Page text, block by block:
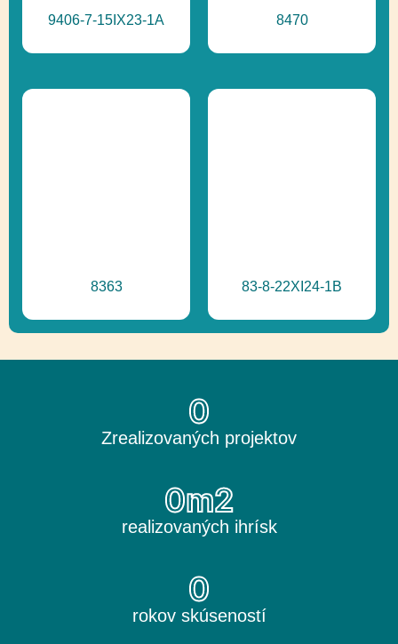
9406-7-15IX23-1A 8470
8363 83-8-22XI24-1B
Zrealizovaných projektov
0
realizovaných ihrísk
0m2
rokov skúseností
0